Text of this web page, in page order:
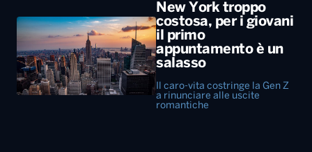
New York troppo
costosa, per i giovani
il primo
appuntamento è un
salasso
Il caro-vita costringe la Gen Z
a rinunciare alle uscite
romantiche